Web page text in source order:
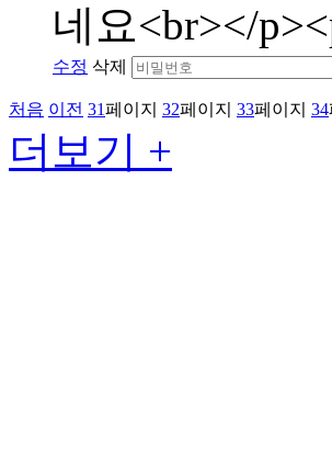
네요<br></
수정 삭제
처음 이전 31페이지 32페이지 33페이지 34
더보기 +